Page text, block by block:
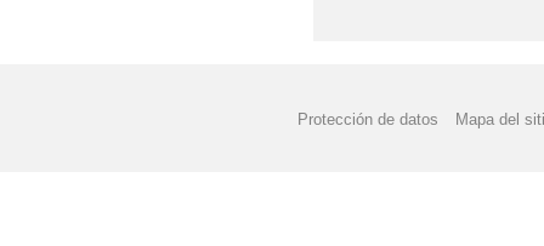
Protección de datos Mapa del